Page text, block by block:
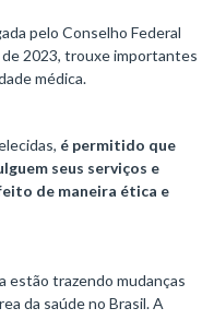
pelo Conselho Federal
2023, trouxe importantes
médica.
é permitido que
seus serviços e
de maneira ética e
estão trazendo mudanças
da saúde no Brasil. A